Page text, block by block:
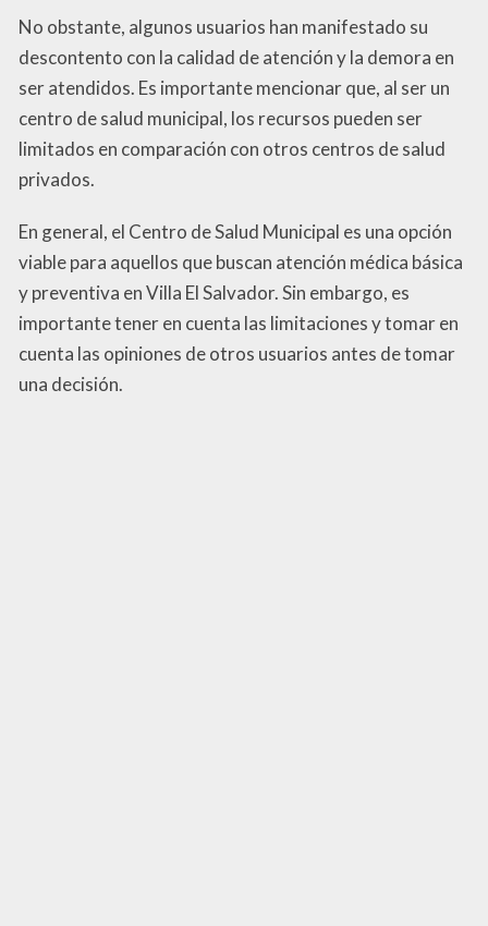
No obstante, algunos usuarios han manifestado su
descontento con la calidad de atención y la demora en
ser atendidos. Es importante mencionar que, al ser un
centro de salud municipal, los recursos pueden ser
limitados en comparación con otros centros de salud
privados.
En general, el Centro de Salud Municipal es una opción
viable para aquellos que buscan atención médica básica
y preventiva en Villa El Salvador. Sin embargo, es
importante tener en cuenta las limitaciones y tomar en
cuenta las opiniones de otros usuarios antes de tomar
una decisión.